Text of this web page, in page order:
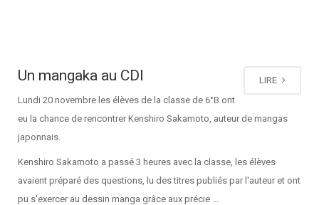
LIRE
Un mangaka au CDI
Lundi 20 novembre les élèves de la classe de 6°B ont
eu la chance de rencontrer Kenshiro Sakamoto, auteur de mangas
japonnais.
Kenshiro Sakamoto a passé 3 heures avec la classe, les élèves
avaient préparé des questions, lu des titres publiés par l'auteur et ont
pu s'exercer au dessin manga grâce aux précie ...